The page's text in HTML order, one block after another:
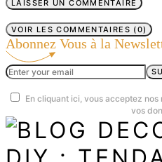
VOIR LES COMMENTAIRES (0)
Abonnez Vous à la
En cliquant ici, vous acceptez
vos